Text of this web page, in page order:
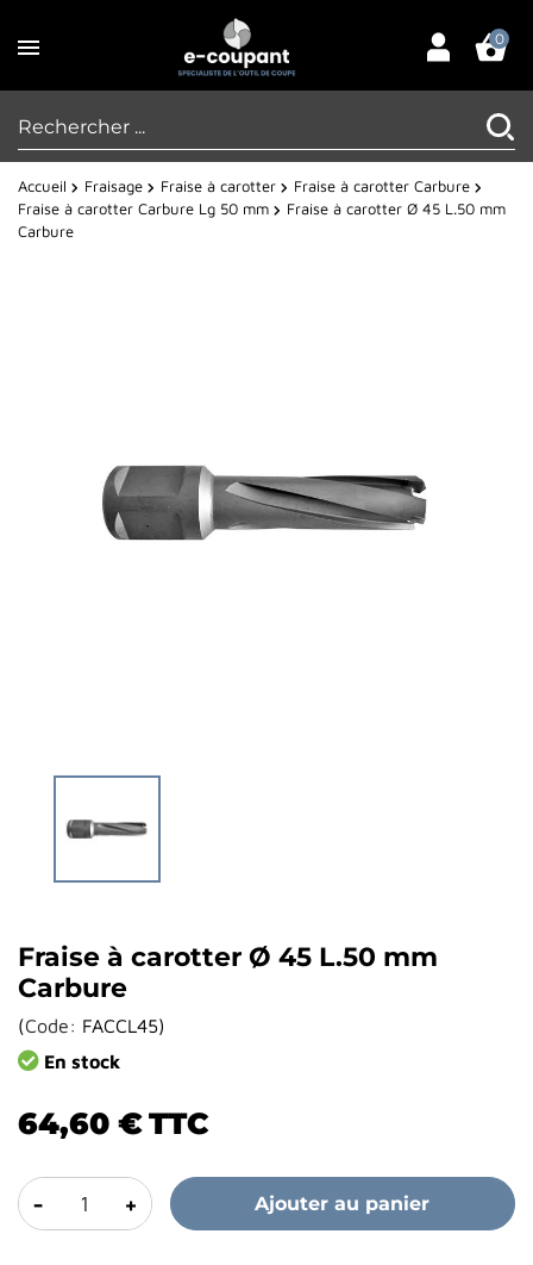
0
Accueil Fraisage Fraise à carotter
Fraise à carotter Carbure
Fraise à carotter Carbure Lg 50 mm
Fraise à carotter Ø 45 L.50 mm
Carbure
Fraise à carotter Ø 45 L.50 mm
Carbure
(Code: FACCL45)
En stock
64,60 €TTC
- + Ajouter au panier